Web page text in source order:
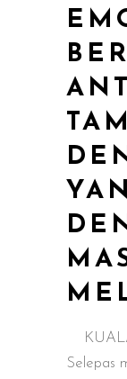
Selepas